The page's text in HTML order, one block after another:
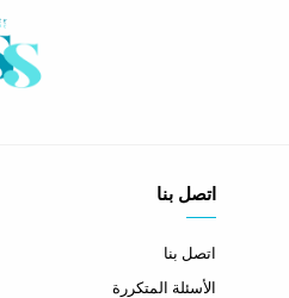
اتصل بنا
اتصل بنا
الأسئلة المتكررة